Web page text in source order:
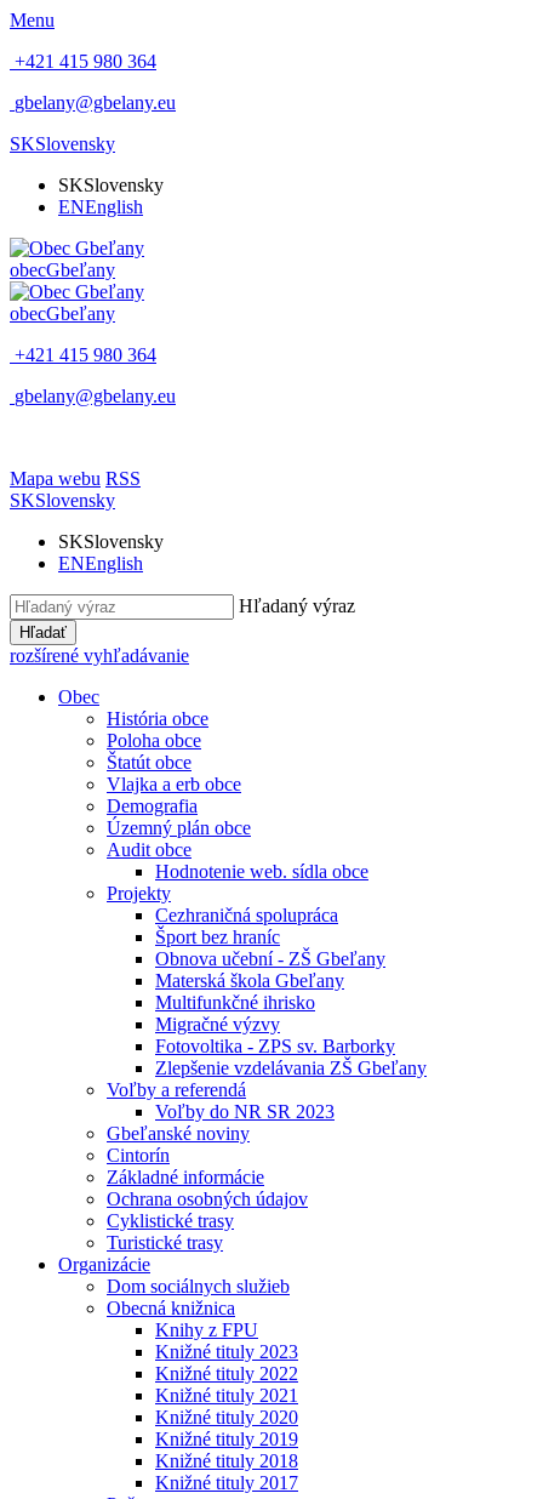
Menu
+421 415 980 364
gbelany@gbelany.eu
SKSlovensky
SKSlovensky
ENEnglish
obecGbeľany
obecGbeľany
+421 415 980 364
gbelany@gbelany.eu
Mapa webu RSS
SKSlovensky
SKSlovensky
ENEnglish
Hľadaný výraz
Hľadať
rozšírené vyhľadávanie
Obec
História obce
Poloha obce
Štatút obce
Vlajka a erb obce
Demografia
Územný plán obce
Audit obce
Hodnotenie web. sídla obce
Projekty
Cezhraničná spolupráca
Šport bez hraníc
Obnova učební - ZŠ Gbeľany
Materská škola Gbeľany
Multifunkčné ihrisko
Migračné výzvy
Fotovoltika - ZPS sv. Barborky
Zlepšenie vzdelávania ZŠ Gbeľany
Voľby a referendá
Voľby do NR SR 2023
Gbeľanské noviny
Cintorín
Základné informácie
Ochrana osobných údajov
Cyklistické trasy
Turistické trasy
Organizácie
Dom sociálnych služieb
Obecná knižnica
Knihy z FPU
Knižné tituly 2023
Knižné tituly 2022
Knižné tituly 2021
Knižné tituly 2020
Knižné tituly 2019
Knižné tituly 2018
Knižné tituly 2017